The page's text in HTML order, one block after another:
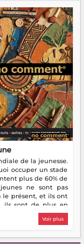
de la jeunesse.
occuper un stade
plus de 60% de
ne sont pas
le présent, et ils ont
ils sont de plus en
à risquer — souvent
avec cette
les nouvelles sont
Voir plus